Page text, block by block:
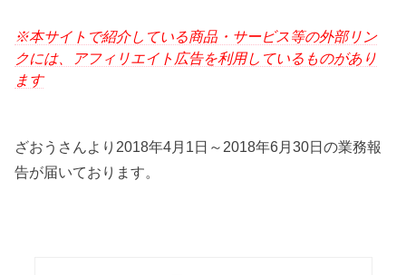
※本サイトで紹介している商品・サービス等の外部リン
クには、アフィリエイト広告を利用しているものがあり
ます
ざおうさんより2018年4月1日～2018年6月30日の業務報
告が届いております。